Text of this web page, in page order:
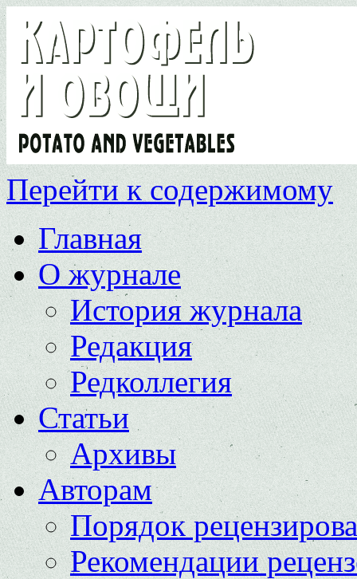
Перейти к содержимому
Главная
О журнале
История журнала
Редакция
Редколлегия
Статьи
Архивы
Авторам
Порядок
Рекомендации